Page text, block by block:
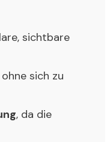
sichtbare
ohne sich zu
, da die